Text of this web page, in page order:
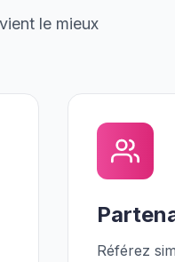
le mieux
Référez